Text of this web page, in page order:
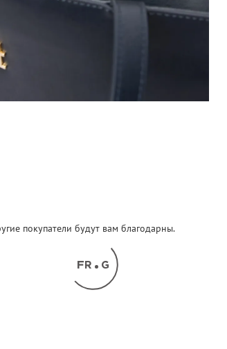
покупатели будут вам благодарны.